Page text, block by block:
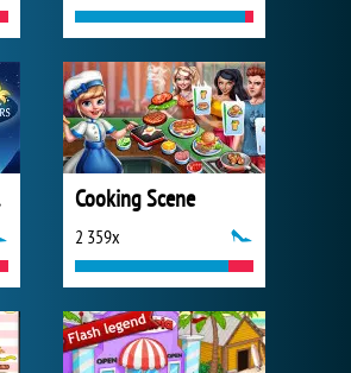
Cooking Scene
2 359x